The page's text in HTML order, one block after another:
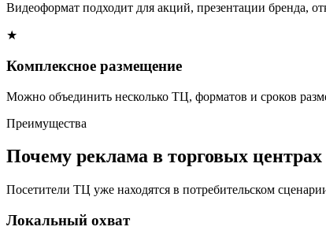
Видеоформат подходит для акций, презентации бренда,
★
Комплексное размещение
Можно объединить несколько ТЦ, форматов и сроков
Преимущества
Почему реклама в торговых центрах
Посетители ТЦ уже находятся в потребительском
Локальный охват